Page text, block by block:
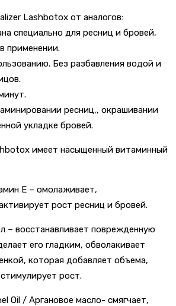
Lashbotox от аналогов:
специально для ресниц и бровей,
применении.
Без разбавления водой и
ресниц,, окрашивании
укладке бровей.
имеет насыщенный витаминный
Е – омолаживает,
рост ресниц и бровей.
– восстанавливает поврежденную
его гладким, обволакивает
которая добавляет объема,
рост.
Oil / Аргановое масло- смягчает,